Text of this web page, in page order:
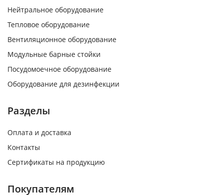
Нейтральное оборудование
Тепловое оборудование
Вентиляционное оборудование
Модульные барные стойки
Посудомоечное оборудование
Оборудование для дезинфекции
Разделы
Оплата и доставка
Контакты
Сертификаты на продукцию
Покупателям